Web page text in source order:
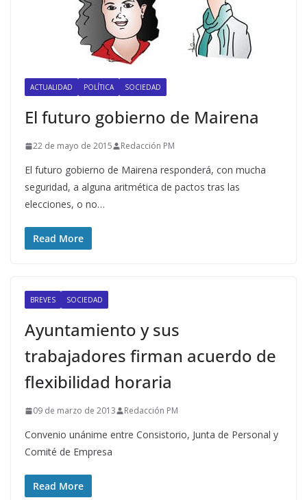
ACTUALIDAD POLÍTICA SOCIEDAD
El futuro gobierno de Mairena
22 de mayo de 2015 Redacción PM
El futuro gobierno de Mairena responderá, con mucha
seguridad, a alguna aritmética de pactos tras las
elecciones, o no…
Read More
BREVES SOCIEDAD
Ayuntamiento y sus
trabajadores firman acuerdo de
flexibilidad horaria
09 de marzo de 2013 Redacción PM
Convenio unánime entre Consistorio, Junta de Personal y
Comité de Empresa
Read More